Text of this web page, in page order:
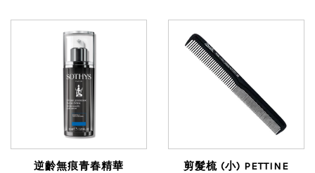
逆齡無痕青春精華
剪髮梳 (小) PETTINE